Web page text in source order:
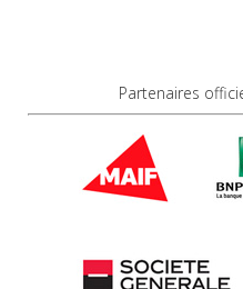
Partenaires